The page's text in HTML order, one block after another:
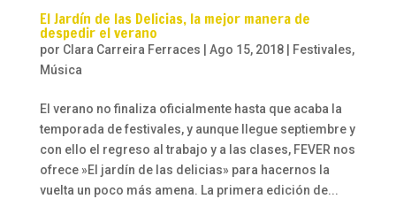
El Jardín de las Delicias, la mejor manera de
despedir el verano
por Clara Carreira Ferraces Ago 15, 2018| Festivales,
Música
El verano no finaliza oficialmente hasta que acaba la
temporada de festivales, y aunque llegue septiembre y
con ello el regreso al trabajo y a las clases, FEVER nos
ofrece »El jardín de las delicias» para hacernos la
vuelta un poco más amena. La primera edición de...